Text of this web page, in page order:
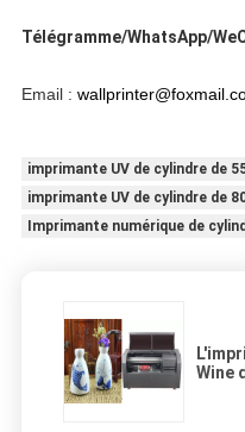
Télégramme/WhatsApp/
Email :
imprimante UV de cylindre de
imprimante UV de cylindre de
Imprimante numérique de
Wine